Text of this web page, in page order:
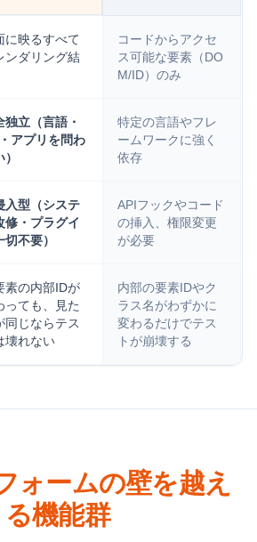
に映るすべて
ンダリング結
コードからアクセ
ス可能な要素（DO
M/ID）のみ
独立（言語・
アプリを問わ
特定の言語やフレ
ームワークに強く
依存
入型（システ
修・プラグイ
切不要）
APIフックやコード
の挿入、権限変更
が必要
素の内部IDが
っても、見た
同じならテス
壊れない
内部の要素IDやク
ラス名がわずかに
変わるだけでテス
トが崩壊する
ォームの壁を越え
る機能群